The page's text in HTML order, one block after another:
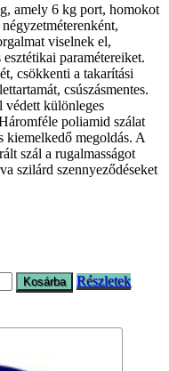
amely 6 kg port, homokot
viselnek el,
paramétereiket.
csökkenti a takarítási
csúszásmentes.
védett különleges
poliamid szálat
kiemelkedő megoldás. A
szál a rugalmasságot
szilárd szennyeződéseket
Részletek